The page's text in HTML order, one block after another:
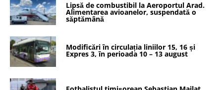
Lipsă de combustibil la Aeroportul Arad.
Alimentarea avioanelor, suspendată o
săptămână
Modificări în circulația liniilor 15, 16 și
Expres 3, în perioada 10 – 13 august